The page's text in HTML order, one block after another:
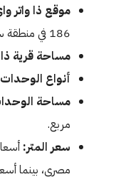
موقع ذا واتر
186 في منطقة سيدي عبدالرحمن.
مساحة قرية
أنواع
مساحة
مربع.
سعر المتر: